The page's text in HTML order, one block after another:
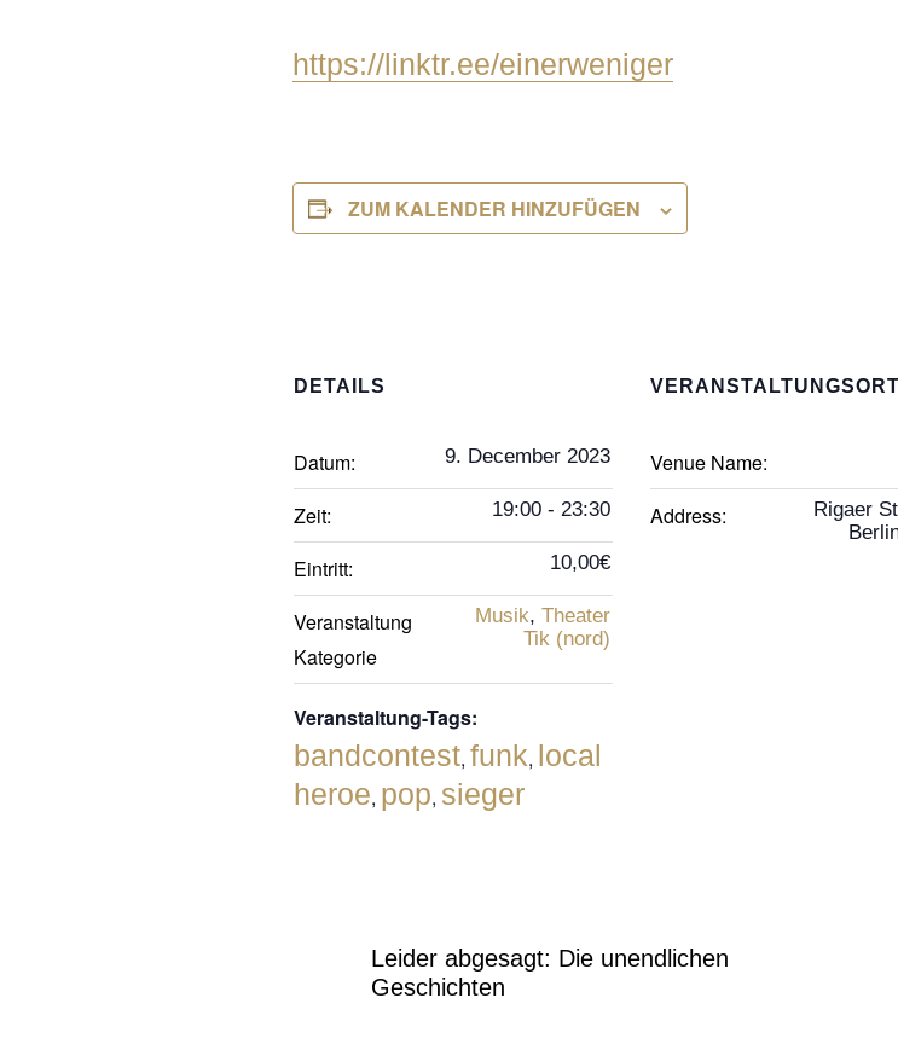
https://linktr.ee/einerweniger
ZUM KALENDER HINZUFÜGEN
DETAILS
Datum: 9. December 2023
Zeit: 19:00 - 23:30
Eintritt: 10,00€
Veranstaltung
Kategorie
Musik, Theater
Tik (nord)
Veranstaltung-Tags:
bandcontest, funk, local
heroe, pop, sieger
VERANSTALTUNGSORT
Venue Name:
Address:
Rigaer
Leider abgesagt: Die unendlichen
Geschichten